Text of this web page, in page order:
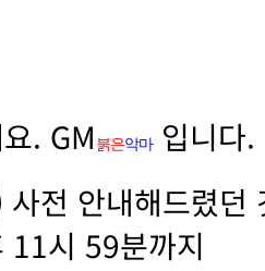
. GM 붉은악마
입니다.
전 안내해드렸던
11시 59분까지